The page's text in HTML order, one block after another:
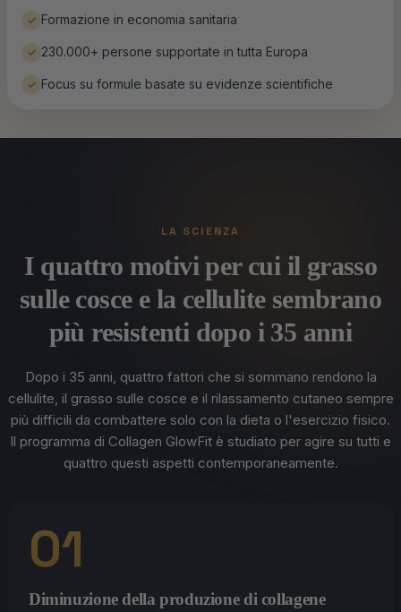
✓ Formazione in economia sanitaria
✓ 230.000+ persone supportate in tutta Europa
✓ Focus su formule basate su evidenze scientifiche
LA SCIENZA
I quattro motivi per cui il grasso
sulle cosce e la cellulite sembrano
più resistenti dopo i 35 anni
Dopo i 35 anni, quattro fattori che si sommano rendono la
cellulite, il grasso sulle cosce e il rilassamento cutaneo sempre
più difficili da combattere solo con la dieta o l'esercizio fisico.
Il programma di Collagen GlowFit è studiato per agire su tutti e
quattro questi aspetti contemporaneamente.
01
Diminuzione della produzione di collagene